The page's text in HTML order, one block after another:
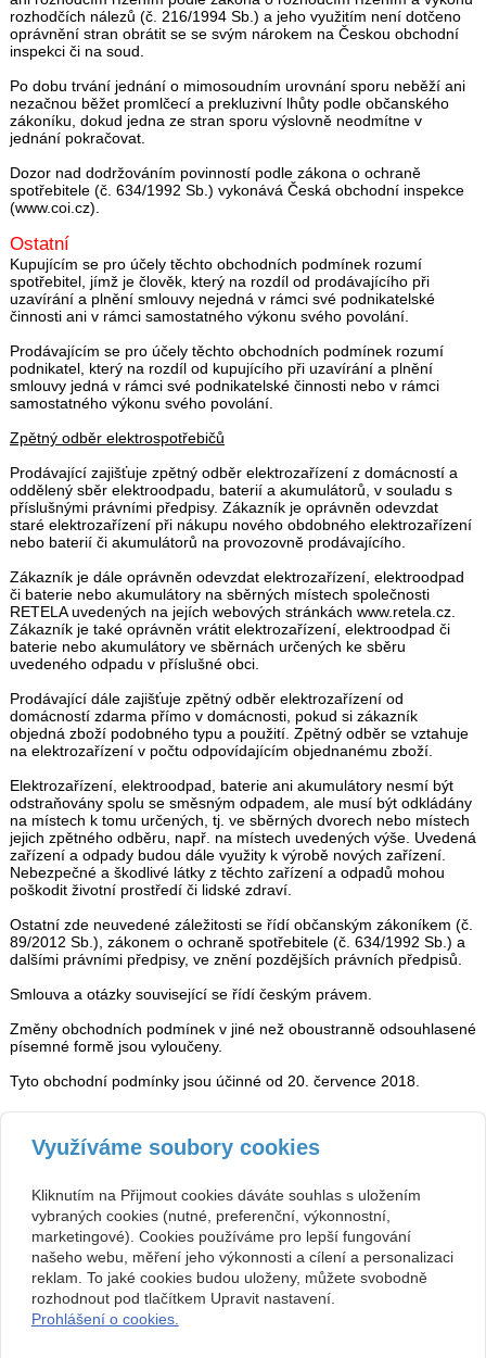
rozhodčích nálezů (č. 216/1994 Sb.) a jeho využitím není dotčeno
oprávnění stran obrátit se se svým nárokem na Českou obchodní
inspekci či na soud.
Po dobu trvání jednání o mimosoudním urovnání sporu neběží ani
nezačnou běžet promlčecí a prekluzivní lhůty podle občanského
zákoníku, dokud jedna ze stran sporu výslovně neodmítne v
jednání pokračovat.
Dozor nad dodržováním povinností podle zákona o ochraně
spotřebitele (č. 634/1992 Sb.) vykonává Česká obchodní inspekce
(www.coi.cz).
Ostatní
Kupujícím se pro účely těchto obchodních podmínek rozumí
spotřebitel, jímž je člověk, který na rozdíl od prodávajícího při
uzavírání a plnění smlouvy nejedná v rámci své podnikatelské
činnosti ani v rámci samostatného výkonu svého povolání.
Prodávajícím se pro účely těchto obchodních podmínek rozumí
podnikatel, který na rozdíl od kupujícího při uzavírání a plnění
smlouvy jedná v rámci své podnikatelské činnosti nebo v rámci
samostatného výkonu svého povolání.
Zpětný odběr elektrospotřebičů
Prodávající zajišťuje zpětný odběr elektrozařízení z domácností a
oddělený sběr elektroodpadu, baterií a akumulátorů, v souladu s
příslušnými právními předpisy. Zákazník je oprávněn odevzdat
staré elektrozařízení při nákupu nového obdobného elektrozařízení
nebo baterií či akumulátorů na provozovně prodávajícího.
Zákazník je dále oprávněn odevzdat elektrozařízení, elektroodpad
či baterie nebo akumulátory na sběrných místech společnosti
RETELA uvedených na jejích webových stránkách www.retela.cz.
Zákazník je také oprávněn vrátit elektrozařízení, elektroodpad či
baterie nebo akumulátory ve sběrnách určených ke sběru
uvedeného odpadu v příslušné obci.
Prodávající dále zajišťuje zpětný odběr elektrozařízení od
domácností zdarma přímo v domácnosti, pokud si zákazník
objedná zboží podobného typu a použití. Zpětný odběr se vztahuje
na elektrozařízení v počtu odpovídajícím objednanému zboží.
Elektrozařízení, elektroodpad, baterie ani akumulátory nesmí být
odstraňovány spolu se směsným odpadem, ale musí být odkládány
na místech k tomu určených, tj. ve sběrných dvorech nebo místech
jejich zpětného odběru, např. na místech uvedených výše. Uvedená
zařízení a odpady budou dále využity k výrobě nových zařízení.
Nebezpečné a škodlivé látky z těchto zařízení a odpadů mohou
poškodit životní prostředí či lidské zdraví.
Ostatní zde neuvedené záležitosti se řídí občanským zákoníkem (č.
89/2012 Sb.), zákonem o ochraně spotřebitele (č. 634/1992 Sb.) a
dalšími právními předpisy, ve znění pozdějších právních předpisů.
Smlouva a otázky související se řídí českým právem.
Změny obchodních podmínek v jiné než oboustranně odsouhlasené
písemné formě jsou vyloučeny.
Tyto obchodní podmínky jsou účinné od 20. července 2018.
Kontakt
Roman Pokorný
Plk.Vrány 133
509 01 Nová Paka-Štikov
PROVOZOVNA
FOTO-VYSÍLAČKY
Komenského 309
509 01 Nová Paka
Po-Pá 8.30-12 / 13-17
603 824 360
info@fvp.cz
www.vysilackydoaut.cz
Využíváme soubory cookies
Kliknutím na Přijmout cookies dáváte souhlas s uložením
vybraných cookies (nutné, preferenční, výkonnostní,
marketingové). Cookies používáme pro lepší fungování
našeho webu, měření jeho výkonnosti a cílení a personalizaci
reklam. To jaké cookies budou uloženy, můžete svobodně
rozhodnout pod tlačítkem Upravit nastavení.
Prohlášení o cookies.